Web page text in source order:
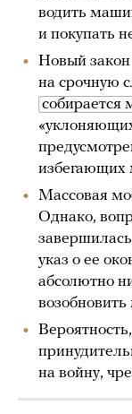
водить
и покупать
Новый
на срочную
собирается
избегающих
Массовая
Однако,
указ о ее
абсолютно
на войну,